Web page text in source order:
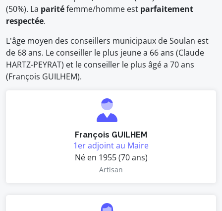
(50%). La paritéfemme/homme est parfaitement
respectée.
L'âge moyen des conseillers municipaux de Soulan est
de 68 ans. Le conseiller le plus jeune a 66 ans (Claude
HARTZ-PEYRAT) et le conseiller le plus âgé a 70 ans
(François GUILHEM).
François GUILHEM
1er adjoint au Maire
Né en 1955 (70 ans)
Artisan